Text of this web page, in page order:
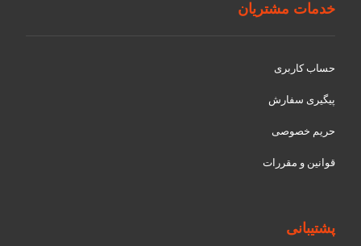
خدمات مشتریان
حساب کاربری
پیگیری سفارش
حریم خصوصی
قوانین و مقررات
پشتیبانی